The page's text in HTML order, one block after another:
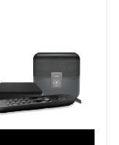
mois, Engagement 12 mois